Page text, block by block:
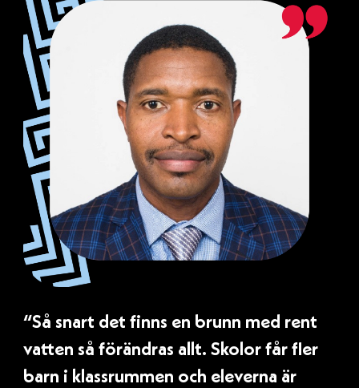
“Så snart det finns en brunn med rent
vatten så förändras allt. Skolor får fler
barn i klassrummen och eleverna är